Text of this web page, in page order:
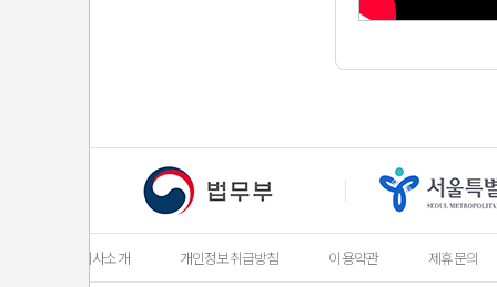
회사소개 개인정보취급방침 이용약관 제휴문의